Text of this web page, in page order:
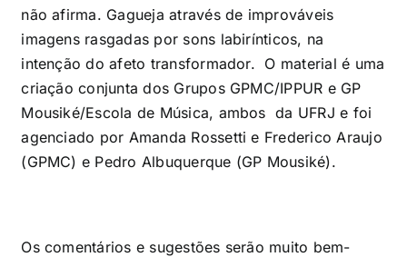
não afirma. Gagueja através de improváveis
imagens rasgadas por sons labirínticos, na
intenção do afeto transformador. O material é uma
criação conjunta dos Grupos GPMC/IPPUR e GP
Mousiké/Escola de Música, ambos da UFRJ e foi
agenciado por Amanda Rossetti e Frederico Araujo
(GPMC) e Pedro Albuquerque (GP Mousiké).
Os comentários e sugestões serão muito bem-